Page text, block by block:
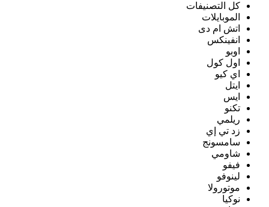
كل التصنيفات
الموبايلات
اتش ام دى
انفينكس
اوبو
اول كول
اي كيو
ايتل
ايس
تكنو
ريلمي
زد تي إي
سامسونج
شاومي
فيفو
لينوفو
موتورولا
نوكيا